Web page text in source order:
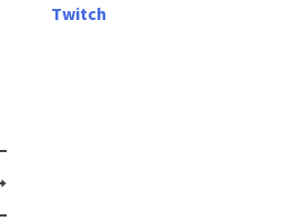
Twitch